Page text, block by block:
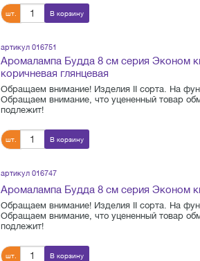
шт. В корзину
артикул 016751
Аромалампа Будда 8 см серия Эконом
коричневая глянцевая
Обращаем внимание! Изделия II сорта. На
Обращаем внимание, что уцененный товар
подлежит!
шт. В корзину
артикул 016747
Аромалампа Будда 8 см серия Эконом
Обращаем внимание! Изделия II сорта. На
Обращаем внимание, что уцененный товар
подлежит!
шт. В корзину